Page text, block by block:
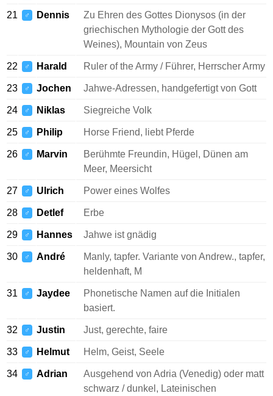
21 ♂ Dennis
Zu Ehren des Gottes Dionysos (in der
griechischen Mythologie der Gott des
Weines), Mountain von Zeus
22 ♂ Harald Ruler of the Army / Führer, Herrscher Army
23 ♂ Jochen Jahwe-Adressen, handgefertigt von Gott
24 ♂ Niklas Siegreiche Volk
25 ♂ Philip Horse Friend, liebt Pferde
26 ♂ Marvin
Berühmte Freundin, Hügel, Dünen am
Meer, Meersicht
27 ♂ Ulrich Power eines Wolfes
28 ♂ Detlef Erbe
29 ♂ Hannes Jahwe ist gnädig
30 ♂ André
Manly, tapfer. Variante von Andrew., tapfer,
heldenhaft, M
31 ♂ Jaydee
Phonetische Namen auf die Initialen
basiert.
32 ♂ Justin Just, gerechte, faire
33 ♂ Helmut Helm, Geist, Seele
34 ♂ Adrian
Ausgehend von Adria (Venedig) oder matt
schwarz / dunkel, Lateinischen